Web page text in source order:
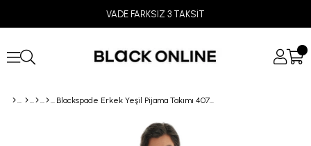
VADE FARKSIZ 3 TAKSİT
Blackspade Erkek Yeşil Pijama Takımı 40704